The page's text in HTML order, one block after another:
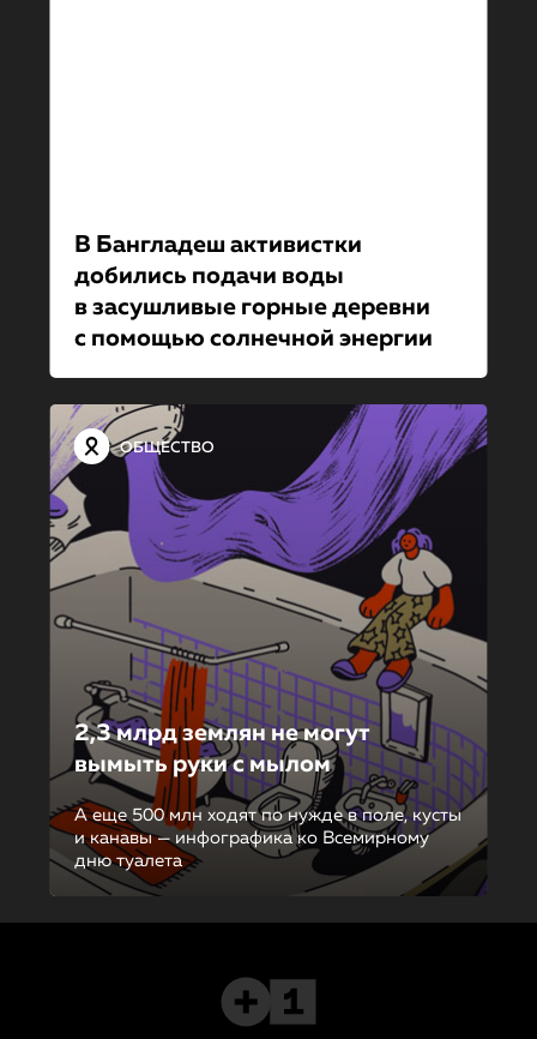
В Бангладеш активистки
добились подачи воды
в засушливые горные деревни
с помощью солнечной энергии
ОБЩЕСТВО
2,3 млрд землян не могут
вымыть руки с мылом
А еще 500 млн ходят по нужде в поле, кусты
и канавы — инфографика ко Всемирному
дню туалета